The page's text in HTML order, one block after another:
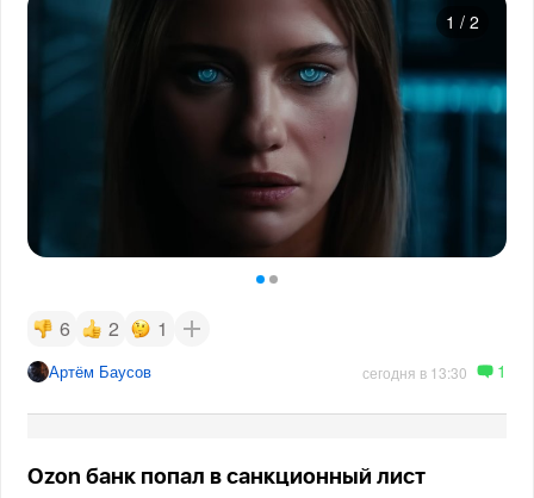
1 / 2
6 2 1
Артём Баусов сегодня в 13:30 1
Ozon банк попал в санкционный лист